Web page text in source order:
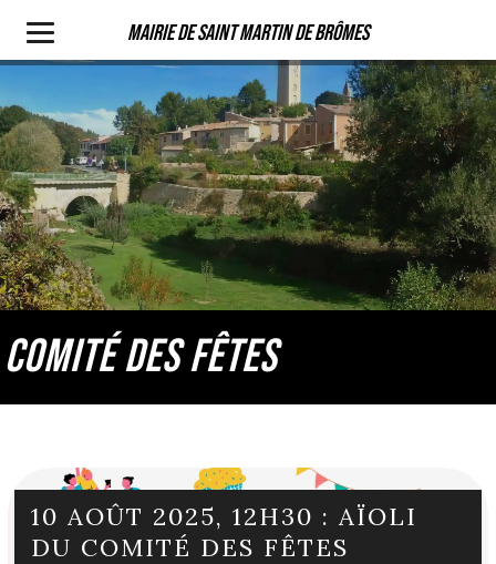
Mairie de Saint Martin de Brômes
COMITÉ DES FÊTES
10 AOÛT 2025, 12H30 : AÏOLI
DU COMITÉ DES FÊTES